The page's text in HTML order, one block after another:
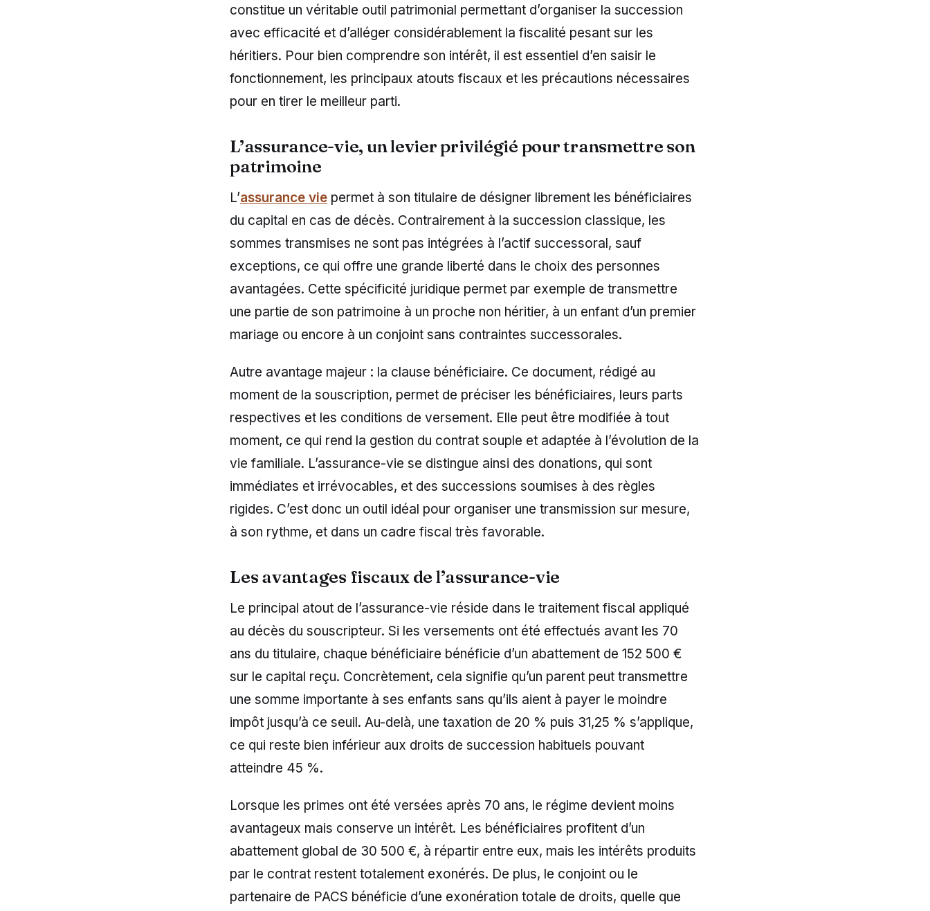
constitue un véritable outil patrimonial permettant d’organiser la succession
avec efficacité et d’alléger considérablement la fiscalité pesant sur les
héritiers. Pour bien comprendre son intérêt, il est essentiel d’en saisir le
fonctionnement, les principaux atouts fiscaux et les précautions nécessaires
pour en tirer le meilleur parti.
L’assurance-vie, un levier privilégié pour transmettre son
patrimoine
L’assurance vie permet à son titulaire de désigner librement les bénéficiaires
du capital en cas de décès. Contrairement à la succession classique, les
sommes transmises ne sont pas intégrées à l’actif successoral, sauf
exceptions, ce qui offre une grande liberté dans le choix des personnes
avantagées. Cette spécificité juridique permet par exemple de transmettre
une partie de son patrimoine à un proche non héritier, à un enfant d’un premier
mariage ou encore à un conjoint sans contraintes successorales.
Autre avantage majeur : la clause bénéficiaire. Ce document, rédigé au
moment de la souscription, permet de préciser les bénéficiaires, leurs parts
respectives et les conditions de versement. Elle peut être modifiée à tout
moment, ce qui rend la gestion du contrat souple et adaptée à l’évolution de la
vie familiale. L’assurance-vie se distingue ainsi des donations, qui sont
immédiates et irrévocables, et des successions soumises à des règles
rigides. C’est donc un outil idéal pour organiser une transmission sur mesure,
à son rythme, et dans un cadre fiscal très favorable.
Les avantages fiscaux de l’assurance-vie
Le principal atout de l’assurance-vie réside dans le traitement fiscal appliqué
au décès du souscripteur. Si les versements ont été effectués avant les 70
ans du titulaire, chaque bénéficiaire bénéficie d’un abattement de 152 500 €
sur le capital reçu. Concrètement, cela signifie qu’un parent peut transmettre
une somme importante à ses enfants sans qu’ils aient à payer le moindre
impôt jusqu’à ce seuil. Au-delà, une taxation de 20 % puis 31,25 % s’applique,
ce qui reste bien inférieur aux droits de succession habituels pouvant
atteindre 45 %.
Lorsque les primes ont été versées après 70 ans, le régime devient moins
avantageux mais conserve un intérêt. Les bénéficiaires profitent d’un
abattement global de 30 500 €, à répartir entre eux, mais les intérêts produits
par le contrat restent totalement exonérés. De plus, le conjoint ou le
partenaire de PACS bénéficie d’une exonération totale de droits, quelle que